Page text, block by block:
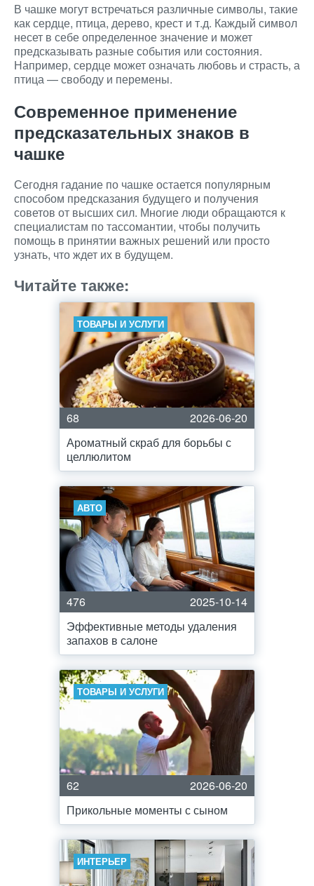
В чашке могут встречаться различные символы, такие
как сердце, птица, дерево, крест и т.д. Каждый символ
несет в себе определенное значение и может
предсказывать разные события или состояния.
Например, сердце может означать любовь и страсть, а
птица — свободу и перемены.
Современное применение
предсказательных знаков в
чашке
Сегодня гадание по чашке остается популярным
способом предсказания будущего и получения
советов от высших сил. Многие люди обращаются к
специалистам по тассомантии, чтобы получить
помощь в принятии важных решений или просто
узнать, что ждет их в будущем.
Читайте также:
ТОВАРЫ И УСЛУГИ
68
2026-06-20
Ароматный скраб для борьбы с
целлюлитом
АВТО
476
2025-10-14
Эффективные методы удаления
запахов в салоне
ТОВАРЫ И УСЛУГИ
62
2026-06-20
Прикольные моменты с сыном
ИНТЕРЬЕР